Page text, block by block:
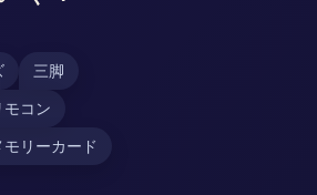
三脚
モコン
リーカード